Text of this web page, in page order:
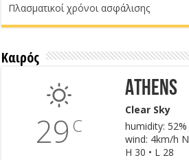
Πλασματικοί χρόνοι ασφάλισης
Καιρός
29 C
Athens
Clear Sky
humidity: 52%
wind: 4km/h N
H 30 • L 28